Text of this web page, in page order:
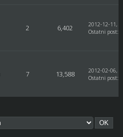
2 6,402
2012-12-11,
Ostatni post:
7 13,588
2012-02-06,
Ostatni post: